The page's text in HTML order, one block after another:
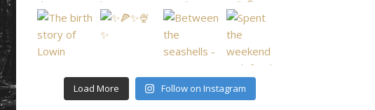
Load More Follow on Instagram